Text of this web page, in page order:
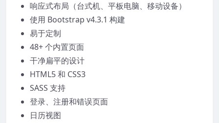
响应式布局（台式机、平板电脑、移动设备）
使用 Bootstrap v4.3.1 构建
易于定制
48+ 个内置页面
干净扁平的设计
HTML5 和 CSS3
SASS 支持
登录、注册和错误页面
日历视图